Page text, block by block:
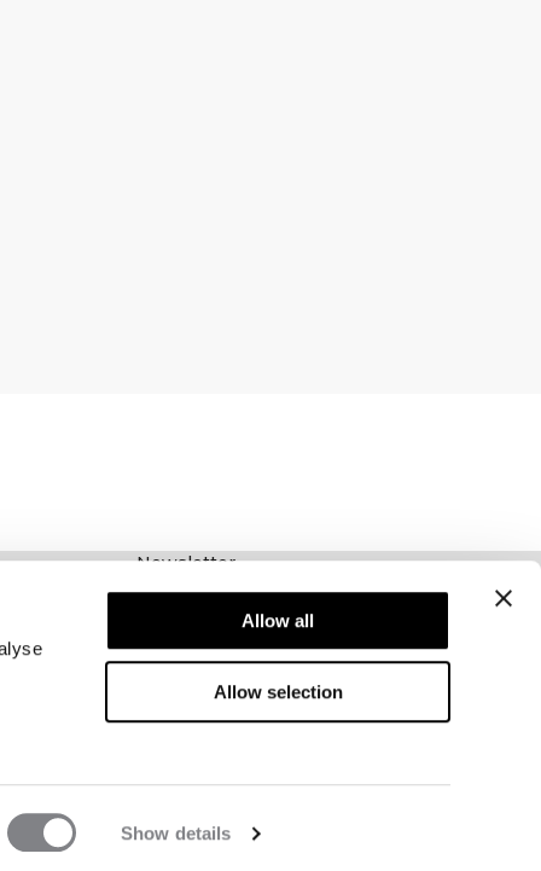
Show details
Allow all
Allow selection
Newsletter
Abonnez-vous à notre newsletter! Recevez des
offres exclusives, nos dernières nouvelles et
bien plus encore.